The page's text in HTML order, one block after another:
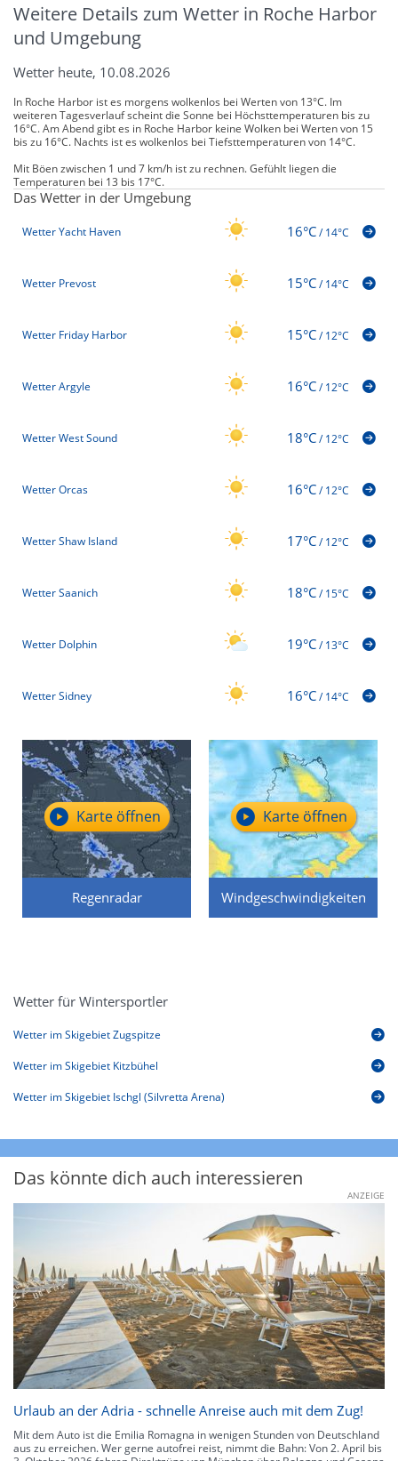
Weitere Details zum Wetter in Roche Harbor
und Umgebung
Wetter heute, 10.08.2026
In Roche Harbor ist es morgens wolkenlos bei Werten von 13°C. Im
weiteren Tagesverlauf scheint die Sonne bei Höchsttemperaturen bis zu
16°C. Am Abend gibt es in Roche Harbor keine Wolken bei Werten von 15
bis zu 16°C. Nachts ist es wolkenlos bei Tiefsttemperaturen von 14°C.
Mit Böen zwischen 1 und 7 km/h ist zu rechnen. Gefühlt liegen die
Temperaturen bei 13 bis 17°C.
Das Wetter in der Umgebung
Wetter Yacht Haven 16°C/14°C
Wetter Prevost 15°C/14°C
Wetter Friday Harbor 15°C/12°C
Wetter Argyle 16°C/12°C
Wetter West Sound 18°C/12°C
Wetter Orcas 16°C/12°C
Wetter Shaw Island 17°C/12°C
Wetter Saanich 18°C/15°C
Wetter Dolphin 19°C/13°C
Wetter Sidney 16°C/14°C
Regenradar
Karte öffnen
Windgeschwindigkeiten
Karte öffnen
Wetter für Wintersportler
Wetter im Skigebiet Zugspitze
Wetter im Skigebiet Kitzbühel
Wetter im Skigebiet Ischgl (Silvretta Arena)
Das könnte dich auch interessieren
ANZEIGE
Urlaub an der Adria - schnelle Anreise auch mit dem Zug!
Mit dem Auto ist die Emilia Romagna in wenigen Stunden von Deutschland
aus zu erreichen. Wer gerne autofrei reist, nimmt die Bahn: Von 2. April bis